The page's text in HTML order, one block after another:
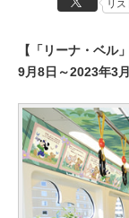
リス
【「リーナ・ベル
9月8日～2023年3